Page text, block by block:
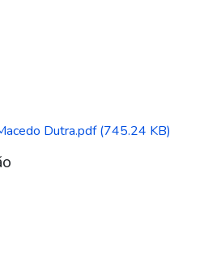
Dutra.pdf(745.24 KB)